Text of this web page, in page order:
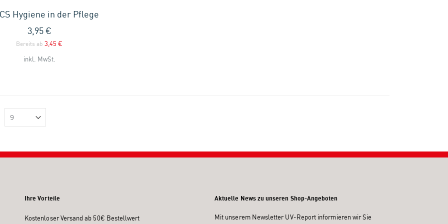
Hygiene in der Pflege
3,95 €
Bereits ab 3,45 €
inkl. MwSt.
Ihre Vorteile
Kostenloser Versand ab 50€ Bestellwert
Aktuelle News zu unseren Shop-Angeboten
Mit unserem Newsletter UV-Report informieren wir Sie